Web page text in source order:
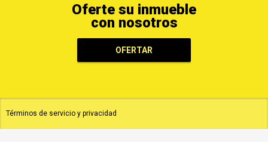
Oferte su inmueble
con nosotros
OFERTAR
Términos de servicio y privacidad